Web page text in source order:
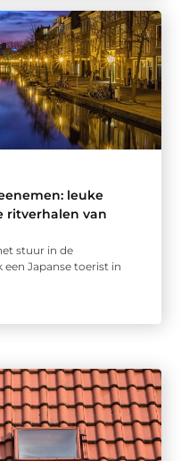
leuke
ritverhalen van
stuur in de
Japanse toerist in